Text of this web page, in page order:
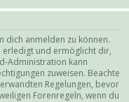
dich anmelden zu können.
erledigt und ermöglicht dir,
Administration kann
zuweisen. Beachte
Regelungen, bevor
Forenregeln, wenn du